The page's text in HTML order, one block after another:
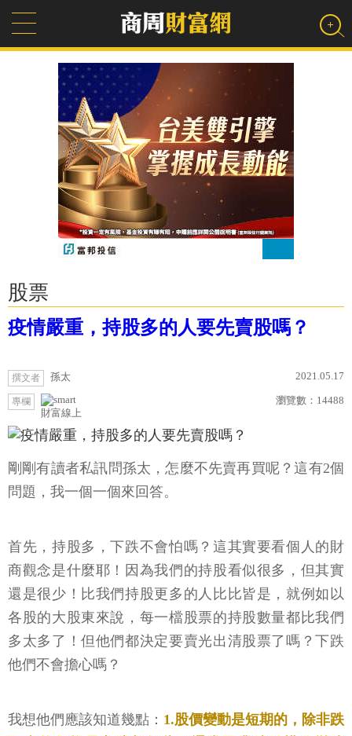
股票
疫情嚴重，持股多的人要先賣股嗎？
撰文者 孫太 2021.05.17
專欄
財富線上
瀏覽數： 14488
問題，我一個一個來回答。
商觀念是什麼耶！因為我們的持股看似很多，但其實
還是很少！比我們持股更多的人比比皆是，就例如以
各股的大股東來說，每一檔股票的持股數量都比我們
多太多了！但他們都決定要賣光出清股票了嗎？下跌
他們不會擔心嗎？
下去的價格是永遠都如此（通常要業績結構改變才